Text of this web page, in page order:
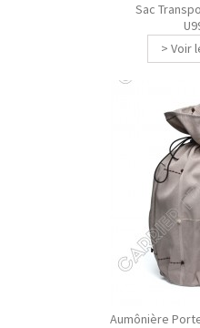
Sac
> Voir
Aumônière